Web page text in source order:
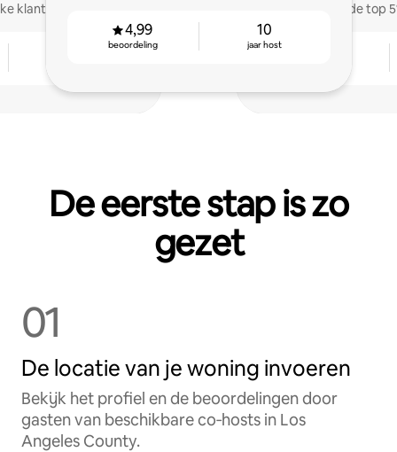
klantenservice.
4,99
beoordeling
10
jaar host
consistent in de top
De eerste stap is zo
gezet
01
De locatie van je woning invoeren
Bekijk het profiel en de beoordelingen door
gasten van beschikbare co‑hosts in Los
Angeles County.